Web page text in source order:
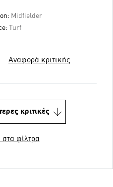
Midfielder
Turf
Αναφορά κριτικής
κριτικές
φίλτρα